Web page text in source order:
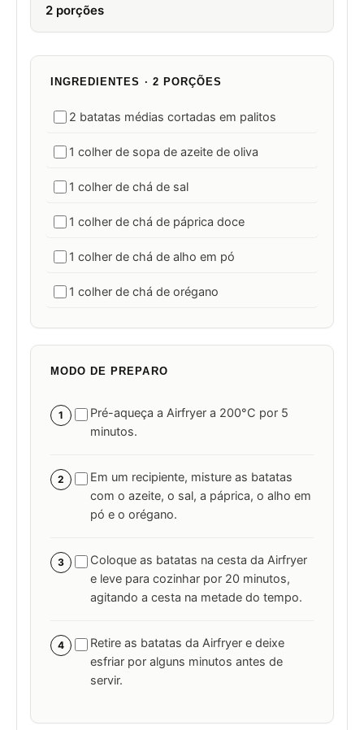
2 porções
INGREDIENTES · 2 PORÇÕES
2 batatas médias cortadas em palitos
1 colher de sopa de azeite de oliva
1 colher de chá de sal
1 colher de chá de páprica doce
1 colher de chá de alho em pó
1 colher de chá de orégano
MODO DE PREPARO
1
Pré-aqueça a Airfryer a 200°C por 5
minutos.
2
Em um recipiente, misture as batatas
com o azeite, o sal, a páprica, o alho em
pó e o orégano.
3
Coloque as batatas na cesta da Airfryer
e leve para cozinhar por 20 minutos,
agitando a cesta na metade do tempo.
4
Retire as batatas da Airfryer e deixe
esfriar por alguns minutos antes de
servir.